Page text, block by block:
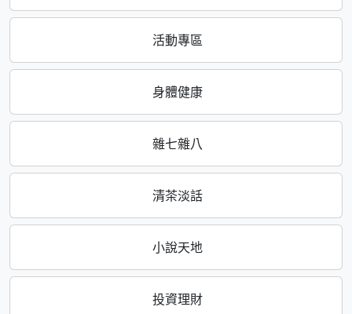
活動專區
身體健康
雜七雜八
清茶淡話
小說天地
投資理財